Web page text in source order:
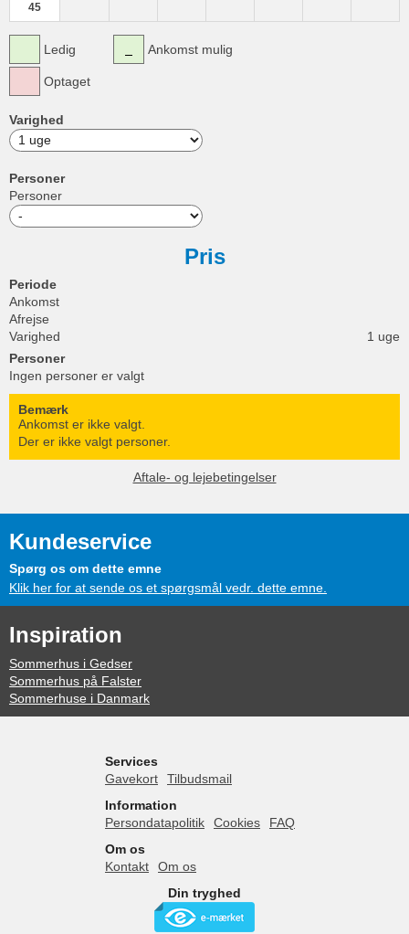
45
Ledig
Optaget
Ankomst mulig
Varighed
Personer
Personer
Pris
Periode
Ankomst
Afrejse
Varighed
1 uge
Personer
Ingen personer er valgt
Bemærk
Ankomst er ikke valgt.
Der er ikke valgt personer.
Aftale- og lejebetingelser
Kundeservice
Spørg os om dette emne
Klik her for at sende os et spørgsmål vedr. dette emne.
Inspiration
Sommerhus i Gedser
Sommerhus på Falster
Sommerhuse i Danmark
Services
Gavekort
Tilbudsmail
Information
Persondatapolitik
Cookies
FAQ
Om os
Kontakt
Om os
Din tryghed